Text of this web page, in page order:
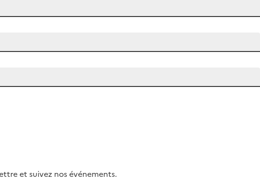
et suivez nos événements.